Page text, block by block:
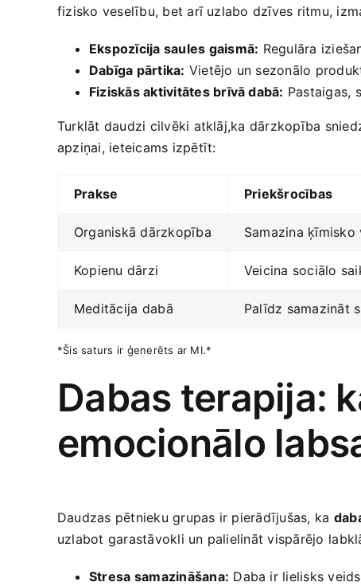
fizisko ‌veselību, bet arī uzlabo dzīves ritmu,
Ekspozīcija saules gaismā: ⁢Regulāra‌
Dabīga pārtika: Vietējo‌ un sezonālo
Fiziskās aktivitātes brīvā dabā: Pastaigas,
Turklāt daudzi ‍cilvēki atklāj,ka dārzkopība
apziņai, ieteicams izpētīt:
Prakse Priekšrocības
Organiskā dārzkopība Samazina
Kopienu dārzi Veicina sociālo
Meditācija⁤ dabā Palīdz samazināt
*Šis saturs ‌ir ģenerēts​ ar MI.*
Dabas terapija:
emocionālo
Daudzas pētnieku grupas‌ ir pierādījušas,⁣ ka
uzlabot ​garastāvokli un palielināt vispārējo
Stresa⁣ samazināšana: Daba ir lielisks